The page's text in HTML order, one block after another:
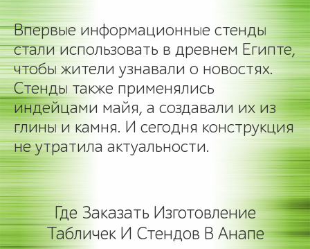
Впервые информационные стенды
стали использовать в древнем Египте,
чтобы жители узнавали о новостях.
Стенды также применялись
индейцами майя, а создавали их из
глины и камня. И сегодня конструкция
не утратила актуальности.
Где Заказать Изготовление
Табличек И Стендов В Анапе